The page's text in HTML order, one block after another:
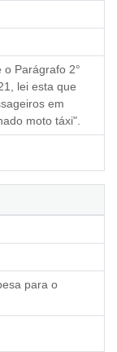
o Parágrafo 2°
lei esta que
em
moto táxi".
para o